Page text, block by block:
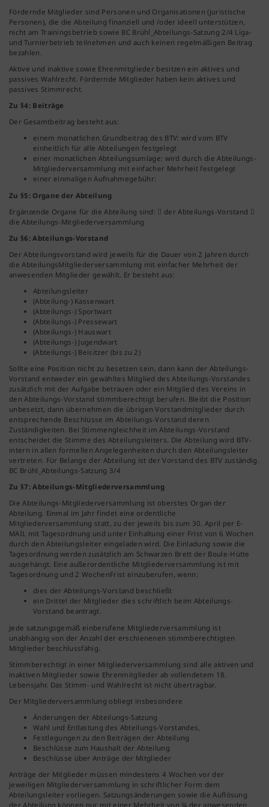
Fördernde Mitglieder sind Personen und Organisationen (juristische
Personen), die die Abteilung finanziell und /oder ideell unterstützen,
nicht am Trainingsbetrieb sowie BC Brühl_Abteilungs-Satzung 2/4 Liga-
und Turnierbetrieb teilnehmen und auch keinen regelmäßigen Beitrag
bezahlen.
Aktive und inaktive sowie Ehrenmitglieder besitzen ein aktives und
passives Wahlrecht. Fördernde Mitglieder haben kein aktives und
passives Stimmrecht.
Zu §4: Beiträge
Der Gesamtbeitrag besteht aus:
einem monatlichen Grundbeitrag des BTV: wird vom BTV
einheitlich für alle Abteilungen festgelegt
einer monatlichen Abteilungsumlage: wird durch die Abteilungs-
Mitgliederversammlung mit einfacher Mehrheit festgelegt
einer einmaligen Aufnahmegebühr:
Zu §5: Organe der Abteilung
Ergänzende Organe für die Abteilung sind:  der Abteilungs-Vorstand 
die Abteilungs-Mitgliederversammlung
Zu §6: Abteilungs-Vorstand
Der Abteilungsvorstand wird jeweils für die Dauer von 2 Jahren durch
die AbteilungsMitgliederversammlung mit einfacher Mehrheit der
anwesenden Mitglieder gewählt. Er besteht aus:
Abteilungsleiter
(Abteilung-) Kassenwart
(Abteilungs-) Sportwart
(Abteilungs-) Pressewart
(Abteilungs-) Hauswart
(Abteilungs-) Jugendwart
(Abteilungs-) Beisitzer (bis zu 2)
Sollte eine Position nicht zu besetzen sein, dann kann der Abteilungs-
Vorstand entweder ein gewähltes Mitglied des Abteilungs-Vorstandes
zusätzlich mit der Aufgabe betrauen oder ein Mitglied des Vereins in
den Abteilungs-Vorstand stimmberechtigt berufen. Bleibt die Position
unbesetzt, dann übernehmen die übrigen Vorstandmitglieder durch
entsprechende Beschlüsse im Abteilungs-Vorstand deren
Zuständigkeiten. Bei Stimmengleichheit im Abteilungs-Vorstand
entscheidet die Stimme des Abteilungsleiters. Die Abteilung wird BTV-
intern in allen formellen Angelegenheiten durch den Abteilungsleiter
vertreten. Für Belange der Abteilung ist der Vorstand des BTV zuständig.
BC Brühl_Abteilungs-Satzung 3/4
Zu §7: Abteilungs-Mitgliederversammlung
Die Abteilungs-Mitgliederversammlung ist oberstes Organ der
Abteilung. Einmal im Jahr findet eine ordentliche
Mitgliederversammlung statt, zu der jeweils bis zum 30. April per E-
MAIL mit Tagesordnung und unter Einhaltung einer Frist von 6 Wochen
durch den Abteilungsleiter eingeladen wird. Die Einladung sowie die
Tagesordnung werden zusätzlich am Schwarzen Brett der Boule-Hütte
ausgehängt. Eine außerordentliche Mitgliederversammlung ist mit
Tagesordnung und 2 WochenFrist einzuberufen, wenn:
dies der Abteilungs-Vorstand beschließt
ein Drittel der Mitglieder dies schriftlich beim Abteilungs-
Vorstand beantragt.
Jede satzungsgemäß einberufene Mitgliederversammlung ist
unabhängig von der Anzahl der erschienenen stimmberechtigten
Mitglieder beschlussfähig.
Stimmberechtigt in einer Mitgliederversammlung sind alle aktiven und
inaktiven Mitglieder sowie Ehrenmitglieder ab vollendetem 18.
Lebensjahr. Das Stimm- und Wahlrecht ist nicht übertragbar.
Der Mitgliederversammlung obliegt insbesondere
Änderungen der Abteilungs-Satzung
Wahl und Entlastung des Abteilungs-Vorstandes,
Festlegungen zu den Beiträgen der Abteilung
Beschlüsse zum Haushalt der Abteilung
Beschlüsse über Anträge der Mitglieder
Anträge der Mitglieder müssen mindestens 4 Wochen vor der
jeweiligen Mitgliederversammlung in schriftlicher Form dem
Abteilungsleiter vorliegen. Satzungsänderungen sowie die Auflösung
der Abteilung können nur mit einer Mehrheit von ¾ der anwesenden